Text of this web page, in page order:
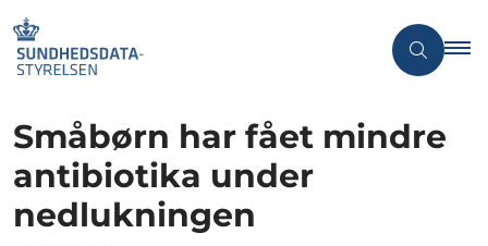
Småbørn har fået mindre
antibiotika under
nedlukningen